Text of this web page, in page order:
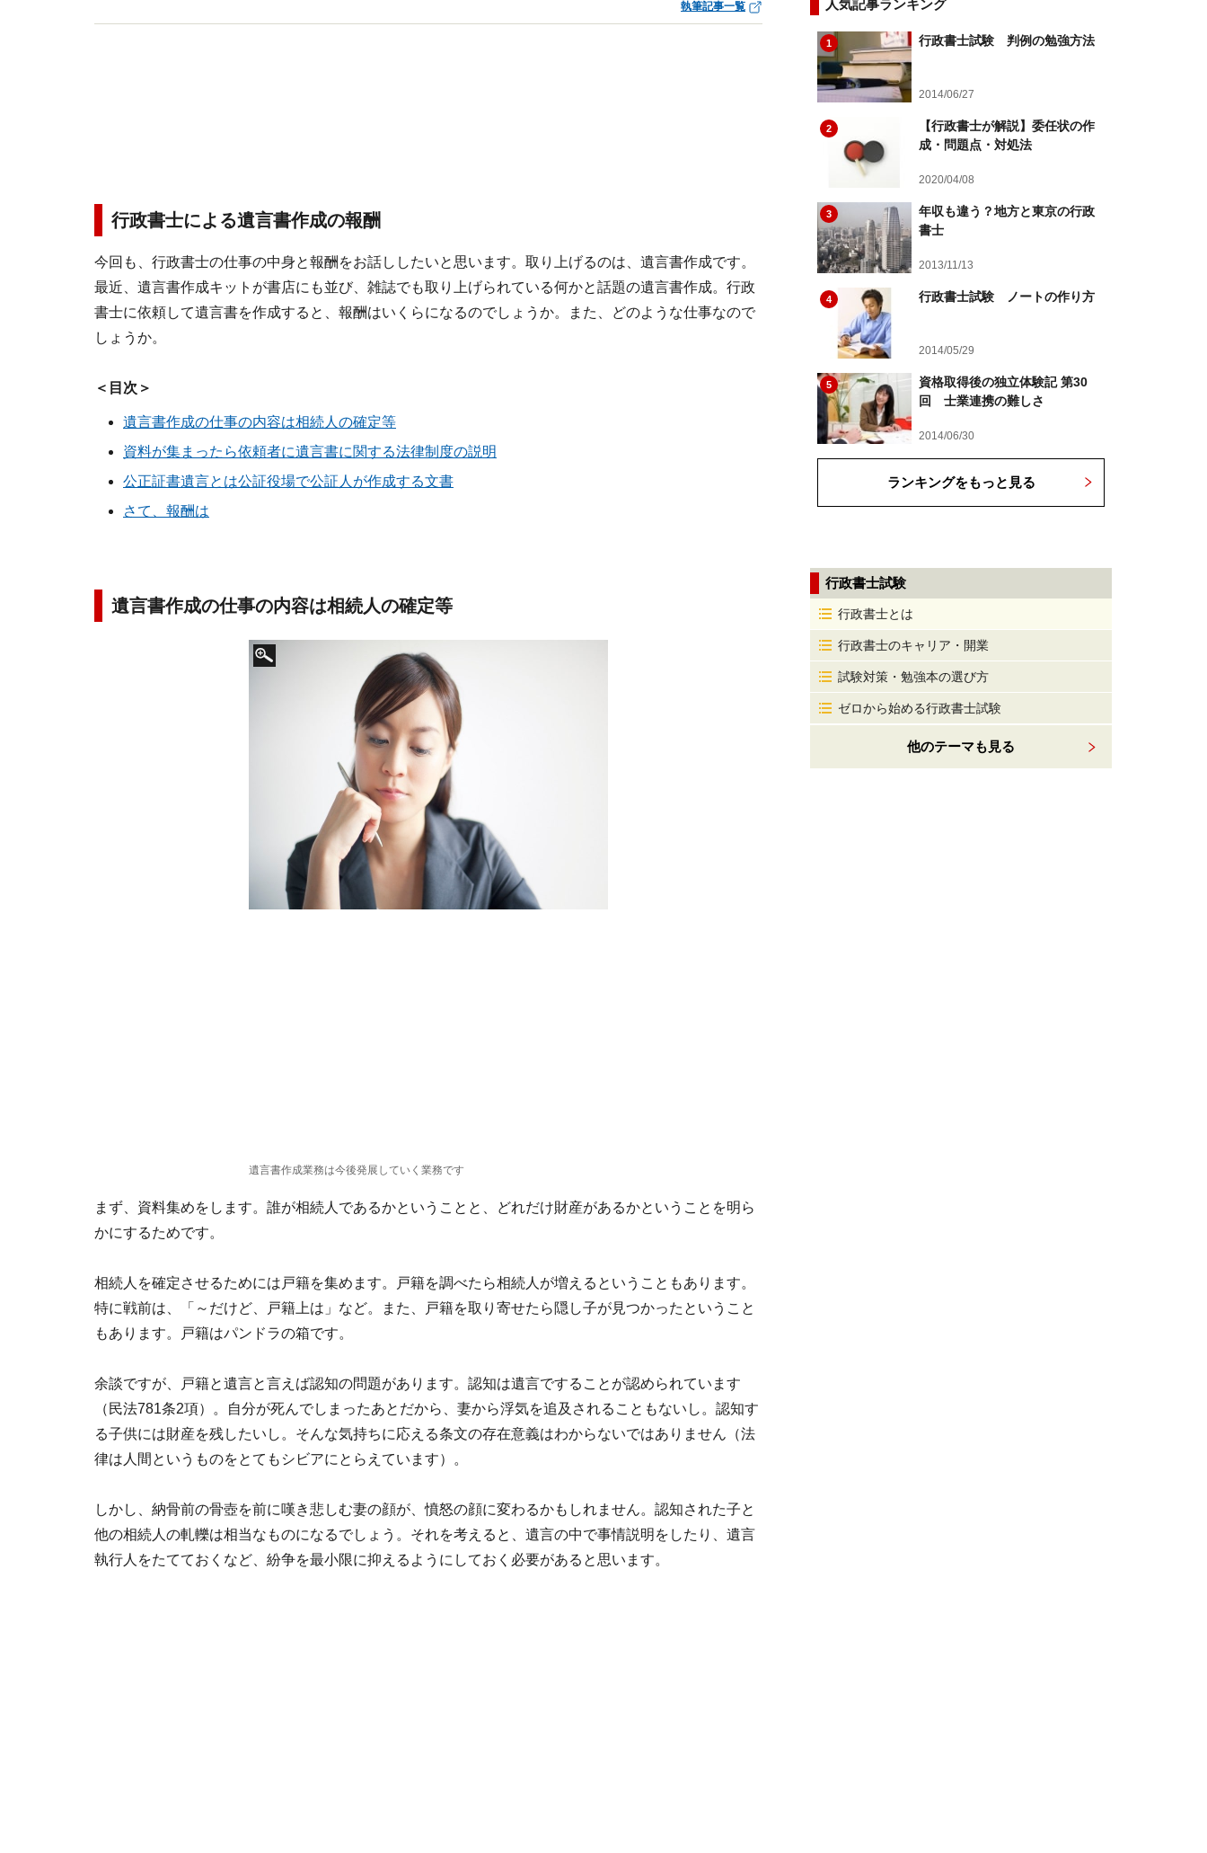
執筆記事一覧
行政書士による遺言書作成の報酬
今回も、行政書士の仕事の中身と報酬をお話ししたいと思います。取り上げるのは、遺言書作成です。
最近、遺言書作成キットが書店にも並び、雑誌でも取り上げられている何かと話題の遺言書作成。行政
書士に依頼して遺言書を作成すると、報酬はいくらになるのでしょうか。また、どのような仕事なので
しょうか。
＜目次＞
遺言書作成の仕事の内容は相続人の確定等
資料が集まったら依頼者に遺言書に関する法律制度の説明
公正証書遺言とは公証役場で公証人が作成する文書
さて、報酬は
遺言書作成の仕事の内容は相続人の確定等
遺言書作成業務は今後発展していく業務です
まず、資料集めをします。誰が相続人であるかということと、どれだけ財産があるかということを明ら
かにするためです。
相続人を確定させるためには戸籍を集めます。戸籍を調べたら相続人が増えるということもあります。
特に戦前は、「～だけど、戸籍上は」など。また、戸籍を取り寄せたら隠し子が見つかったということ
もあります。戸籍はパンドラの箱です。
余談ですが、戸籍と遺言と言えば認知の問題があります。認知は遺言ですることが認められています
（民法781条2項）。自分が死んでしまったあとだから、妻から浮気を追及されることもないし。認知す
る子供には財産を残したいし。そんな気持ちに応える条文の存在意義はわからないではありません（法
律は人間というものをとてもシビアにとらえています）。
しかし、納骨前の骨壺を前に嘆き悲しむ妻の顔が、憤怒の顔に変わるかもしれません。認知された子と
他の相続人の軋轢は相当なものになるでしょう。それを考えると、遺言の中で事情説明をしたり、遺言
執行人をたてておくなど、紛争を最小限に抑えるようにしておく必要があると思います。
人気記事ランキング
1 行政書士試験 判例の勉強方法
2014/06/27
2
【行政書士が解説】委任状の作
成・問題点・対処法
2020/04/08
3
年収も違う？地方と東京の行政
書士
2013/11/13
4 行政書士試験 ノートの作り方
2014/05/29
5
資格取得後の独立体験記 第30
回 士業連携の難しさ
2014/06/30
ランキングをもっと見る
行政書士試験
行政書士とは
行政書士のキャリア・開業
試験対策・勉強本の選び方
ゼロから始める行政書士試験
他のテーマも見る